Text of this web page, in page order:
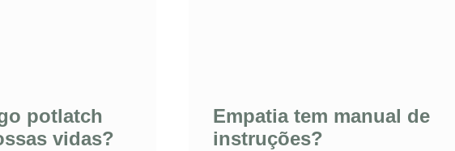
potlatch
vidas?
Empatia tem manual de
instruções?